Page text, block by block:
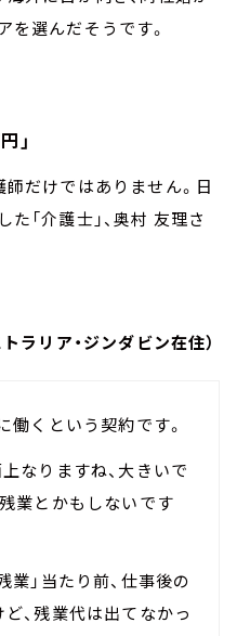
を選んだそうです。
」
だけではありません。日
「介護士」、奥村 友理さ
ラリア・ジンダビン在住）
働くという契約です。
なりますね、大きいで
業とかもしないです
業」当たり前、仕事後の
、残業代は出てなかっ